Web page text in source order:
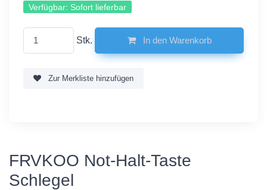
Verfügbar: Sofort lieferbar
Stk. In den Warenkorb
Zur Merkliste hinzufügen
FRVKOO Not-Halt-Taste
Schlegel